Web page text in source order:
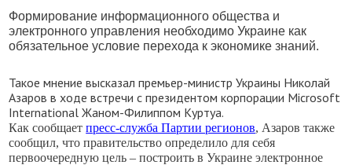
Формирование информационного общества и
электронного управления необходимо Украине как
обязательное условие перехода к экономике знаний.
Такое мнение высказал премьер-министр Украины Николай
Азаров в ходе встречи с президентом корпорации Microsoft
International Жаном-Филиппом Куртуа.
Как сообщаетпресс-служба Партии регионов, Азаров также
сообщил, что правительство определило для себя
первоочередную цель – построить в Украине электронное